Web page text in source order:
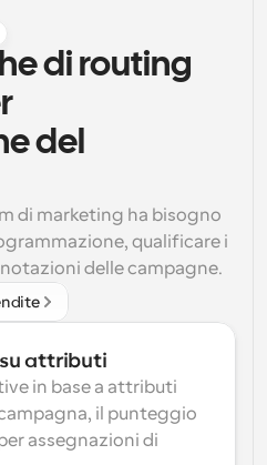
di routing
del
di marketing ha bisogno
qualificare i
delle campagne.
attributi
in base a attributi
il punteggio
assegnazioni di